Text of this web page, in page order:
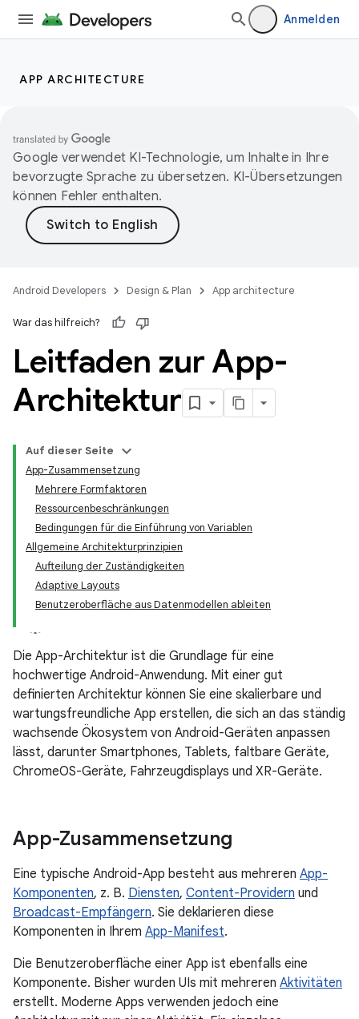
Anmelden
APP ARCHITECTURE
Google verwendet KI-Technologie, um Inhalte in Ihre
bevorzugte Sprache zu übersetzen. KI-Übersetzungen
können Fehler enthalten.
Android Developers Design & Plan App architecture
War das hilfreich?
Leitfaden zur App-
Architektur
Auf dieser Seite
App-Zusammensetzung
Mehrere Formfaktoren
Ressourcenbeschränkungen
Bedingungen für die Einführung von Variablen
Allgemeine Architekturprinzipien
Aufteilung der Zuständigkeiten
Adaptive Layouts
Benutzeroberfläche aus Datenmodellen ableiten
Die App-Architektur ist die Grundlage für eine
hochwertige Android-Anwendung. Mit einer gut
definierten Architektur können Sie eine skalierbare und
wartungsfreundliche App erstellen, die sich an das ständig
wachsende Ökosystem von Android-Geräten anpassen
lässt, darunter Smartphones, Tablets, faltbare Geräte,
ChromeOS-Geräte, Fahrzeugdisplays und XR-Geräte.
App-Zusammensetzung
Eine typische Android-App besteht aus mehreren App-
Komponenten, z. B. Diensten, Content-Providern und
Broadcast-Empfängern. Sie deklarieren diese
Komponenten in Ihrem App-Manifest.
Die Benutzeroberfläche einer App ist ebenfalls eine
Komponente. Bisher wurden UIs mit mehreren Aktivitäten
erstellt. Moderne Apps verwenden jedoch eine